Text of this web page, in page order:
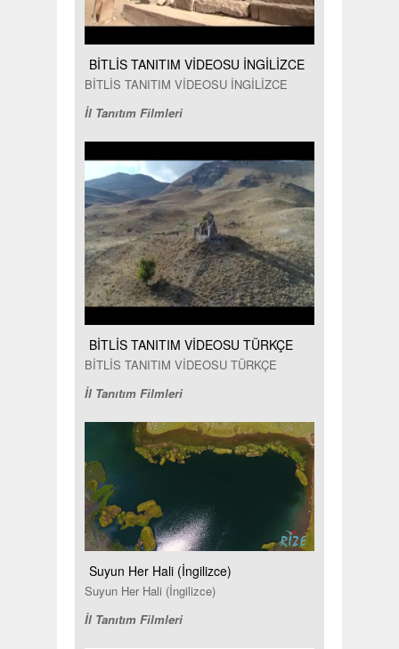
BİTLİS TANITIM VİDEOSU İNGİLİZCE
BİTLİS TANITIM VİDEOSU İNGİLİZCE
İl Tanıtım Filmleri
BİTLİS TANITIM VİDEOSU TÜRKÇE
BİTLİS TANITIM VİDEOSU TÜRKÇE
İl Tanıtım Filmleri
Suyun Her Hali (İngilizce)
Suyun Her Hali (İngilizce)
İl Tanıtım Filmleri